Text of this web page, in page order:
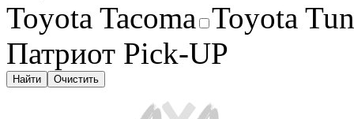
Toyota Tacoma Toyota
Патриот Pick-UP
Найти Очистить